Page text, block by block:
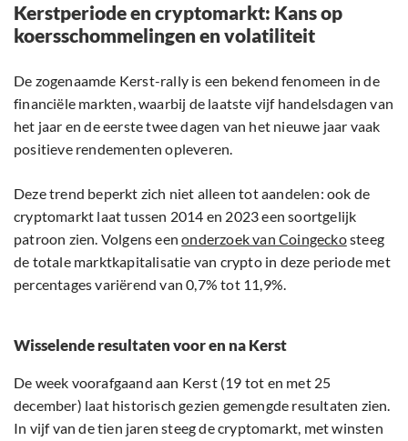
Kerstperiode en cryptomarkt: Kans op
koersschommelingen en volatiliteit
De zogenaamde Kerst-rally is een bekend fenomeen in de
financiële markten, waarbij de laatste vijf handelsdagen van
het jaar en de eerste twee dagen van het nieuwe jaar vaak
positieve rendementen opleveren.
Deze trend beperkt zich niet alleen tot aandelen: ook de
cryptomarkt laat tussen 2014 en 2023 een soortgelijk
patroon zien. Volgens eenonderzoek van Coingeckosteeg
de totale marktkapitalisatie van crypto in deze periode met
percentages variërend van 0,7% tot 11,9%.
Wisselende resultaten voor en na Kerst
De week voorafgaand aan Kerst (19 tot en met 25
december) laat historisch gezien gemengde resultaten zien.
In vijf van de tien jaren steeg de cryptomarkt, met winsten